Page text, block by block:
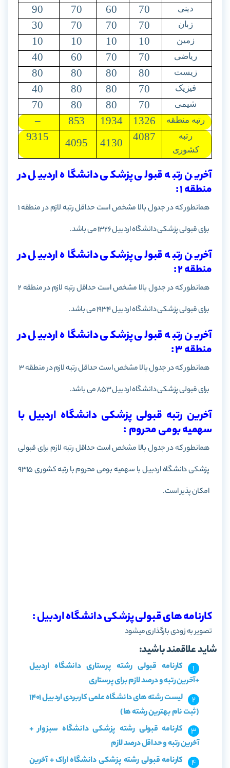
دینی 70
60
70
90
زبان 70
70
70
30
زمین 10
10
10
10
ریاضی 70
70
60
40
زیست 80
80
80
80
فیزیک 70
80
80
40
شیمی 70
80
80
70
رتبه منطقه 1326
1934
853
–
رتبه
کشوری
4087
4130
4095
9315
آخرین رتبه قبولی پزشکی دانشگاه اردبیل در
منطقه 1 :
همانطور که در جدول بالا مشخص است حداقل رتبه لازم در منطقه 1
برای قبولی پزشکی دانشگاه اردبیل 1326 می باشد.
آخرین رتبه قبولی پزشکی دانشگاه اردبیل در
منطقه 2 :
همانطور که در جدول بالا مشخص است حداقل رتبه لازم در منطقه 2
برای قبولی پزشکی دانشگاهاردبیل1934 می باشد.
آخرین رتبه قبولی پزشکی دانشگاه اردبیل در
منطقه 3 :
همانطور که در جدول بالا مشخص است حداقل رتبه لازم در منطقه 3
برای قبولی پزشکی دانشگاهاردبیل853 می باشد.
آخرین رتبه قبولی پزشکی دانشگاه اردبیل با
سهمیه بومی محروم :
همانطور که در جدول بالا مشخص است حداقل رتبه لازم برای قبولی
پزشکی دانشگاهاردبیل
با سهمیه بومی محروم با رتبه کشوری 9315
امکان پذیر است.
کارنامه های قبولی پزشکی دانشگاه اردبیل :
تصویر به زودی بارگذاری میشود
شاید علاقمند باشید:
کارنامه قبولی رشته پرستاری دانشگاه اردبیل
+آخرین رتبه و درصد لازم برای پرستاری
لیست رشته های دانشگاه علمی کاربردی اردبیل 1401
(ثبت نام بهترین رشته ها)
کارنامه قبولی رشته پزشکی دانشگاه سبزوار +
آخرین رتبه و حداقل درصد لازم
کارنامه قبولی رشته پزشکی دانشگاه اراک + آخرین